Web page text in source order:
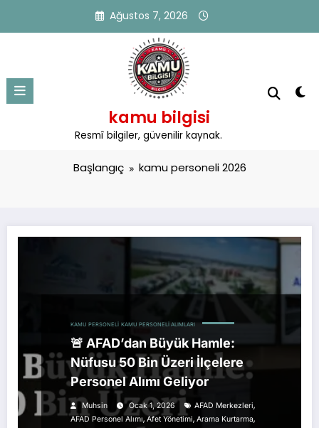
Ağustos 7, 2026
kamu bilgisi
Resmî bilgiler, güvenilir kaynak.
Etiket: kamu personeli 2026
Başlangıç kamu personeli 2026
KAMU PERSONELI KAMU PERSONELI ALIMLARI
🚨 AFAD’dan Büyük Hamle:
Nüfusu 50 Bin Üzeri İlçelere
Personel Alımı Geliyor
Muhsin Ocak 1, 2026 AFAD Merkezleri,
AFAD Personel Alımı,Afet Yönetimi, Arama Kurtarma,